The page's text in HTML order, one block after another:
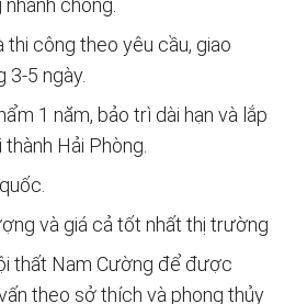
thi công theo yêu cầu, giao
3-5 ngày.
1 năm, bảo trì dài hạn và lắp
Hải Phòng.
và giá cả tốt nhất thị trường
thất Nam Cường để được
theo sở thích và phong thủy